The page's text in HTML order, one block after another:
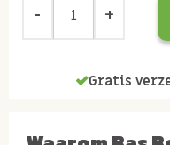
Gratis